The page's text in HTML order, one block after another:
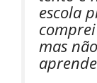
escola
mas